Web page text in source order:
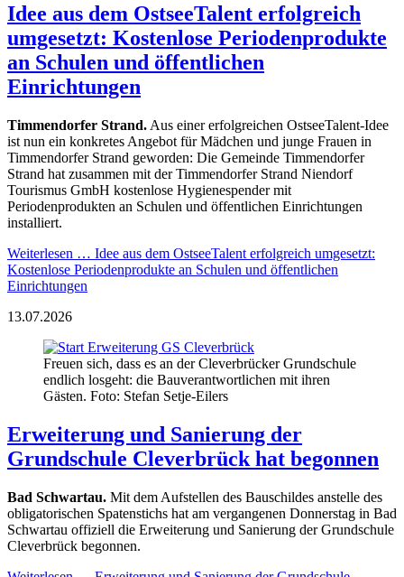
Idee aus dem OstseeTalent erfolgreich
umgesetzt: Kostenlose Periodenprodukte
an Schulen und öffentlichen
Einrichtungen
Timmendorfer Strand. Aus einer erfolgreichen OstseeTalent-Idee
ist nun ein konkretes Angebot für Mädchen und junge Frauen in
Timmendorfer Strand geworden: Die Gemeinde Timmendorfer
Strand hat zusammen mit der Timmendorfer Strand Niendorf
Tourismus GmbH kostenlose Hygienespender mit
Periodenprodukten an Schulen und öffentlichen Einrichtungen
installiert.
Weiterlesen … Idee aus dem OstseeTalent erfolgreich umgesetzt:
Kostenlose Periodenprodukte an Schulen und öffentlichen
Einrichtungen
13.07.2026
Freuen sich, dass es an der Cleverbrücker Grundschule
endlich losgeht: die Bauverantwortlichen mit ihren
Gästen. Foto: Stefan Setje-Eilers
Erweiterung und Sanierung der
Grundschule Cleverbrück hat begonnen
Bad Schwartau. Mit dem Aufstellen des Bauschildes anstelle des
obligatorischen Spatenstichs hat am vergangenen Donnerstag in Bad
Schwartau offiziell die Erweiterung und Sanierung der Grundschule
Cleverbrück begonnen.